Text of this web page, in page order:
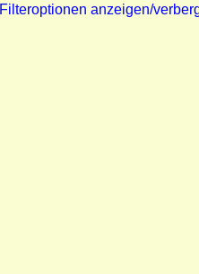
Filteroptionen anzeigen/